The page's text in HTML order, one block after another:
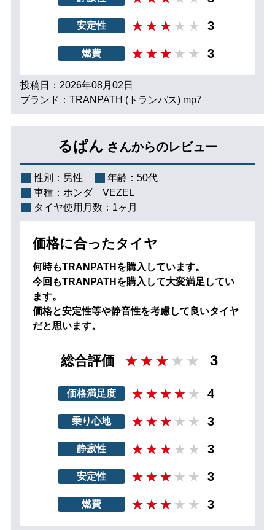
安定性 3
燃費 3
投稿日：2026年08月02日
ブランド：TRANPATH (トランパス) mp7
るぱん さんからのレビュー
性別： 男性 年齢： 50代
車種： ホンダ VEZEL
タイヤ使用月数： 1ヶ月
価格に合ったタイヤ
何時もTRANPATHを購入しています。
今回もTRANPATHを購入して大変満足してい
ます。
価格と安定性等や静音性を考慮して良いタイヤ
だと思います。
総合評価 3
価格満足度 4
乗り心地 3
静寂性 3
安定性 3
燃費 3